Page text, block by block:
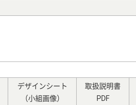
デザインシート
（小組画像）
取扱説明書
PDF